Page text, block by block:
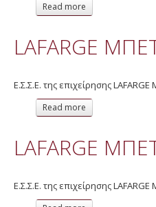
Read more
LAFARGE
Ε.Σ.Σ.Ε. της επιχείρησης
Read more
LAFARGE
Ε.Σ.Σ.Ε. της επιχείρησης